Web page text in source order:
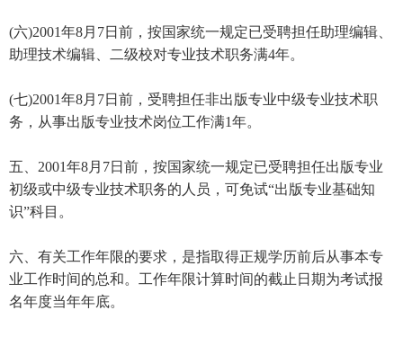
(六)2001年8月7日前，按国家统一规定已受聘担任助理编辑、
助理技术编辑、二级校对专业技术职务满4年。
(七)2001年8月7日前，受聘担任非出版专业中级专业技术职
务，从事出版专业技术岗位工作满1年。
五、2001年8月7日前，按国家统一规定已受聘担任出版专业
初级或中级专业技术职务的人员，可免试“出版专业基础知
识”科目。
六、有关工作年限的要求，是指取得正规学历前后从事本专
业工作时间的总和。工作年限计算时间的截止日期为考试报
名年度当年年底。